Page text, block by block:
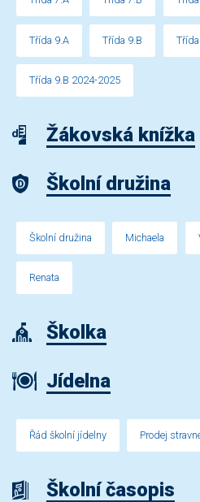
Třída 9.A Třída 9.B
Třída 9.B 2024-2025
Žákovská knížka
Školní družina
Školní družina Michaela
Renata
Školka
Jídelna
Řád školní jídelny Prodej
Školní časopis